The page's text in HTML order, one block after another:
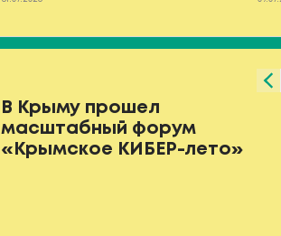
В Крыму прошел
масштабный форум
«Крымское КИБЕР-лето»